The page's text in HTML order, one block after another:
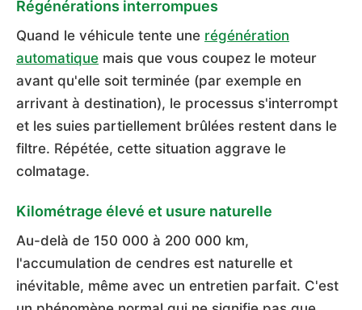
Régénérations interrompues
Quand le véhicule tente une régénération
automatique mais que vous coupez le moteur
avant qu'elle soit terminée (par exemple en
arrivant à destination), le processus s'interrompt
et les suies partiellement brûlées restent dans le
filtre. Répétée, cette situation aggrave le
colmatage.
Kilométrage élevé et usure naturelle
Au-delà de 150 000 à 200 000 km,
l'accumulation de cendres est naturelle et
inévitable, même avec un entretien parfait. C'est